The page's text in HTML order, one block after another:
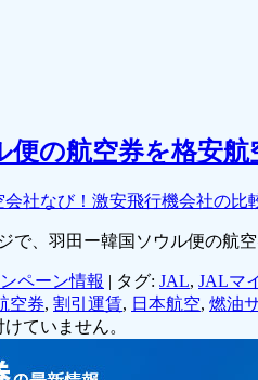
の航空券を格安航
社なび！激安飛行機会社の比
で、羽田ー韓国ソウル便の航
ペーン情報 | タグ: JAL, JALマ
空券, 割引運賃, 日本航空, 燃油
ていません。